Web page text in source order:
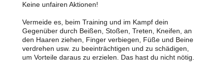
Keine unfairen Aktionen!
Vermeide es, beim Training und im Kampf dein
Gegenüber durch Beißen, Stoßen, Treten, Kneifen, an
den Haaren ziehen, Finger verbiegen, Füße und Beine
verdrehen usw. zu beeinträchtigen und zu schädigen,
um Vorteile daraus zu erzielen. Das hast du nicht nötig.